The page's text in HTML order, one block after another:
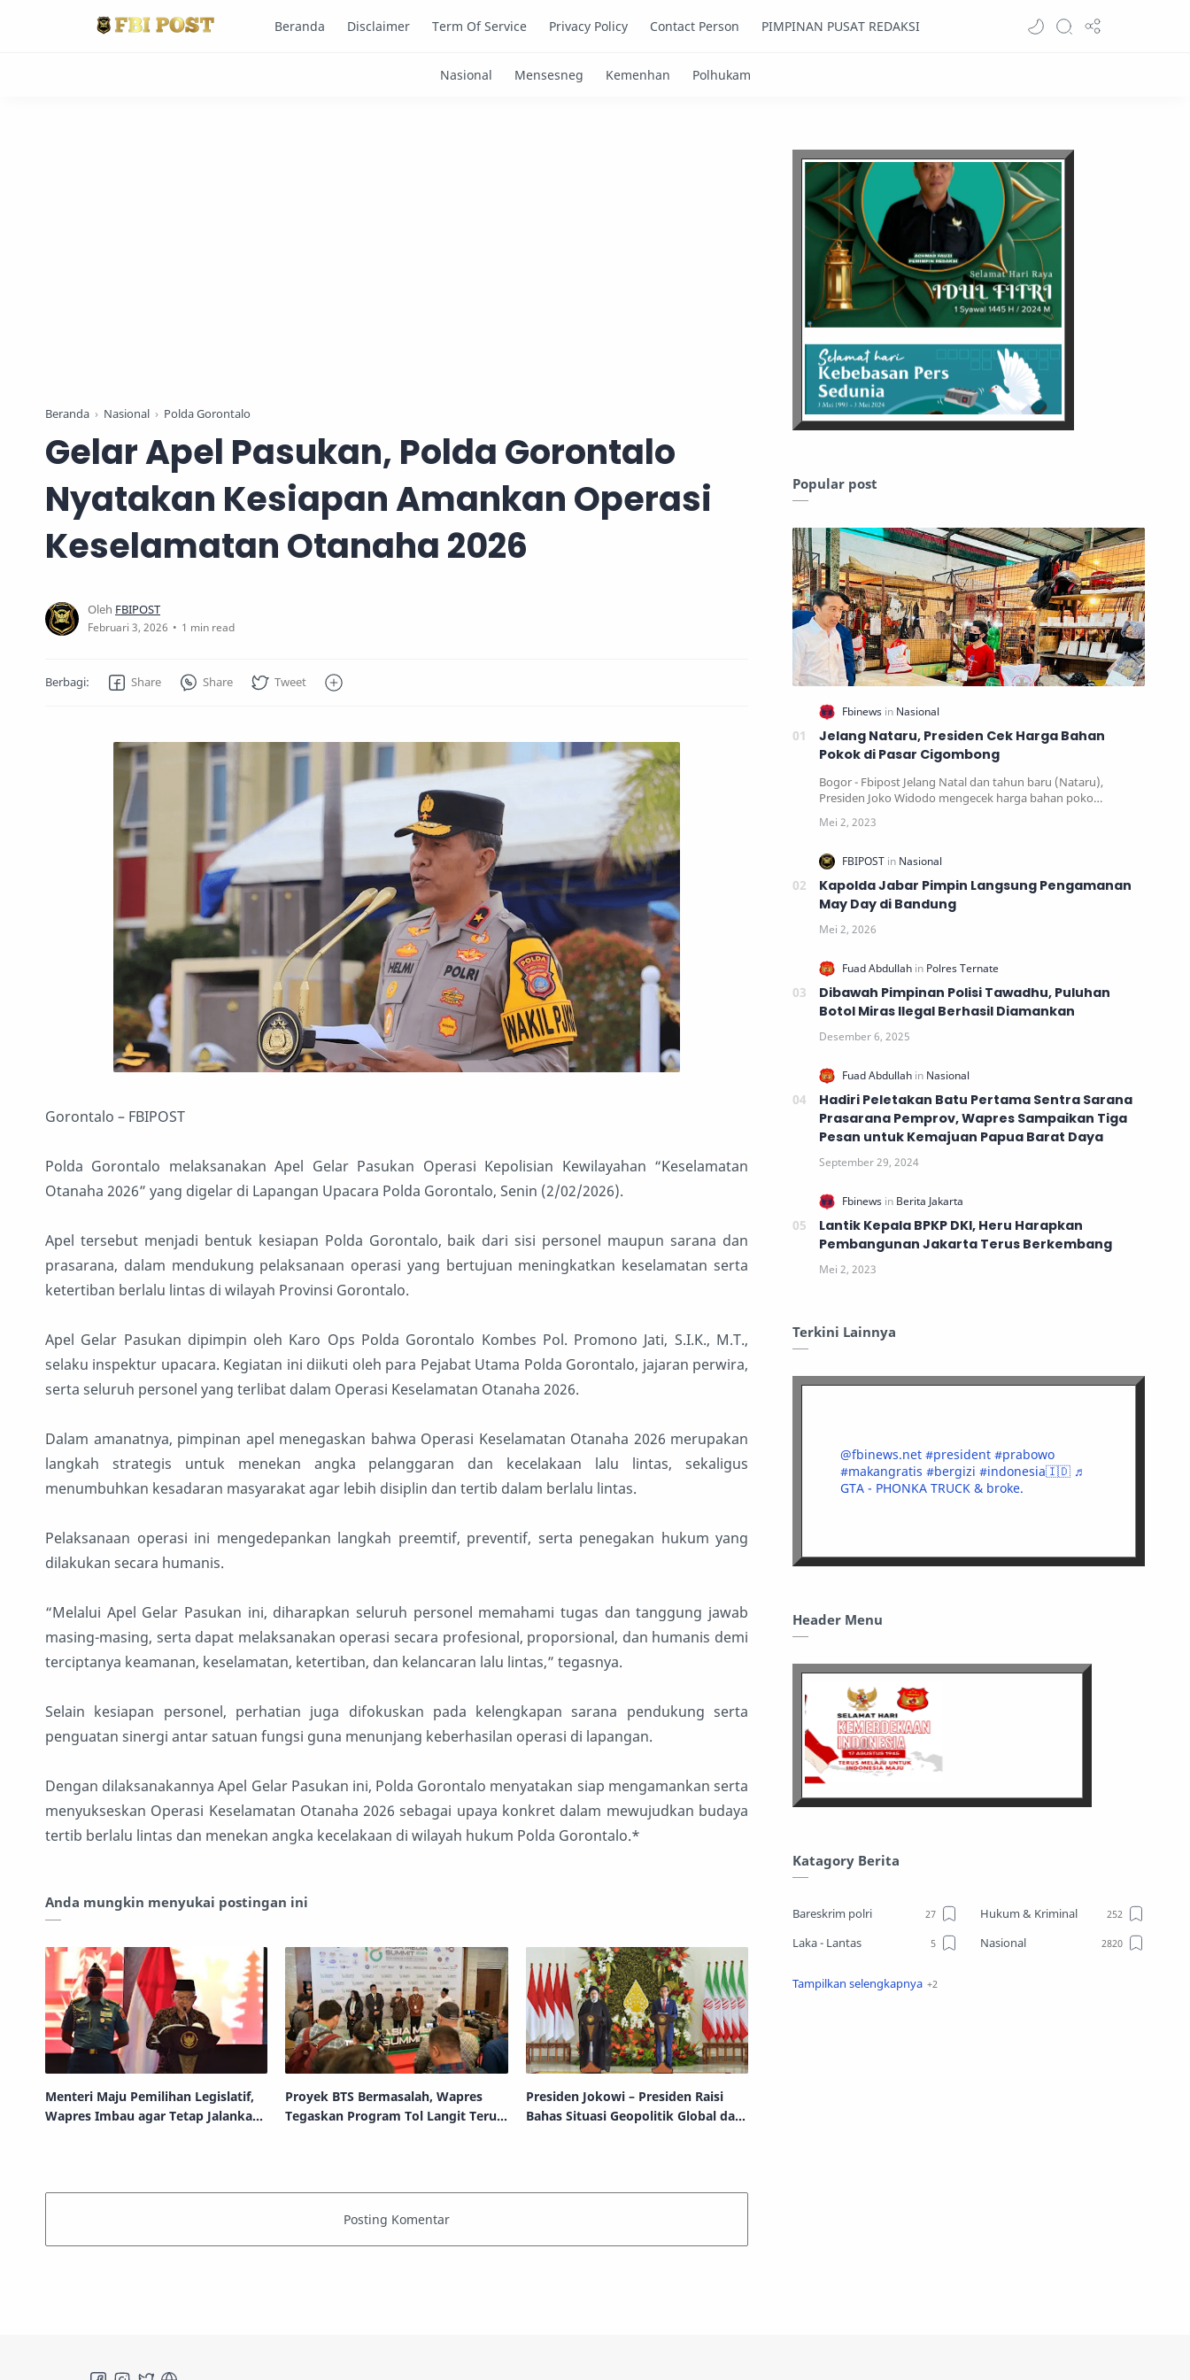
Beranda Disclaimer Term Of Service Privacy Policy Contact Person PIMPINAN PUSAT REDAKSI
Beranda Nasional Polda Gorontalo
Gelar Apel Pasukan, Polda Gorontalo
Nyatakan Kesiapan Amankan Operasi
Keselamatan Otanaha 2026
1 min read
Gorontalo – FBIPOST
Polda Gorontalo melaksanakan Apel Gelar Pasukan Operasi Kepolisian Kewilayahan “Keselamatan
Otanaha 2026” yang digelar di Lapangan Upacara Polda Gorontalo, Senin (2/02/2026).
Apel tersebut menjadi bentuk kesiapan Polda Gorontalo, baik dari sisi personel maupun sarana dan
prasarana, dalam mendukung pelaksanaan operasi yang bertujuan meningkatkan keselamatan serta
ketertiban berlalu lintas di wilayah Provinsi Gorontalo.
Apel Gelar Pasukan dipimpin oleh Karo Ops Polda Gorontalo Kombes Pol. Promono Jati, S.I.K., M.T.,
selaku inspektur upacara. Kegiatan ini diikuti oleh para Pejabat Utama Polda Gorontalo, jajaran perwira,
serta seluruh personel yang terlibat dalam Operasi Keselamatan Otanaha 2026.
Dalam amanatnya, pimpinan apel menegaskan bahwa Operasi Keselamatan Otanaha 2026 merupakan
langkah strategis untuk menekan angka pelanggaran dan kecelakaan lalu lintas, sekaligus
menumbuhkan kesadaran masyarakat agar lebih disiplin dan tertib dalam berlalu lintas.
Pelaksanaan operasi ini mengedepankan langkah preemtif, preventif, serta penegakan hukum yang
dilakukan secara humanis.
“Melalui Apel Gelar Pasukan ini, diharapkan seluruh personel memahami tugas dan tanggung jawab
masing-masing, serta dapat melaksanakan operasi secara profesional, proporsional, dan humanis demi
terciptanya keamanan, keselamatan, ketertiban, dan kelancaran lalu lintas,” tegasnya.
Selain kesiapan personel, perhatian juga difokuskan pada kelengkapan sarana pendukung serta
penguatan sinergi antar satuan fungsi guna menunjang keberhasilan operasi di lapangan.
Dengan dilaksanakannya Apel Gelar Pasukan ini, Polda Gorontalo menyatakan siap mengamankan serta
menyukseskan Operasi Keselamatan Otanaha 2026 sebagai upaya konkret dalam mewujudkan budaya
tertib berlalu lintas dan menekan angka kecelakaan di wilayah hukum Polda Gorontalo.*
Anda mungkin menyukai postingan ini
Menteri Maju Pemilihan Legislatif,
Wapres Imbau agar Tetap Jalankan
Proyek BTS Bermasalah, Wapres
Tegaskan Program Tol Langit Terus
Presiden Jokowi – Presiden Raisi
Bahas Situasi Geopolitik Global dan
Popular post
Jelang Nataru, Presiden Cek Harga Bahan
Pokok di Pasar Cigombong
Bogor - Fbipost Jelang Natal dan tahun baru (Nataru),
Presiden Joko Widodo mengecek harga bahan poko…
Kapolda Jabar Pimpin Langsung Pengamanan
May Day di Bandung
Dibawah Pimpinan Polisi Tawadhu, Puluhan
Botol Miras Ilegal Berhasil Diamankan
Hadiri Peletakan Batu Pertama Sentra Sarana
Prasarana Pemprov, Wapres Sampaikan Tiga
Pesan untuk Kemajuan Papua Barat Daya
Lantik Kepala BPKP DKI, Heru Harapkan
Pembangunan Jakarta Terus Berkembang
Terkini Lainnya
@fbinews.net #president #prabowo
#makangratis #bergizi #indonesia🇮🇩 ♬
GTA - PHONKA TRUCK & broke.
Header Menu
Katagory Berita
Bareskrim polri
Hukum & Kriminal
Laka - Lantas
Nasional